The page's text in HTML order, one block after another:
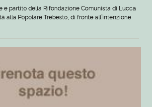
e partito della Rifondazione Comunista di Lucca
alla Popolare Trebesto, di fronte all’intenzione